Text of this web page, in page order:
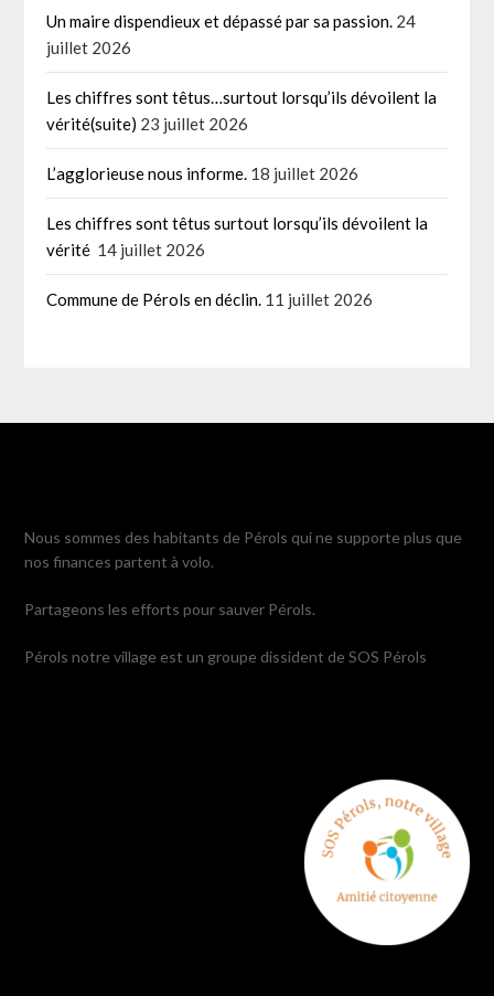
Un maire dispendieux et dépassé par sa passion. 24
juillet 2026
Les chiffres sont têtus…surtout lorsqu’ils dévoilent la
vérité(suite) 23 juillet 2026
L’agglorieuse nous informe. 18 juillet 2026
Les chiffres sont têtus surtout lorsqu’ils dévoilent la
vérité 14 juillet 2026
Commune de Pérols en déclin. 11 juillet 2026
Nous sommes des habitants de Pérols qui ne supporte plus que
nos finances partent à volo.
Partageons les efforts pour sauver Pérols.
Pérols notre village est un groupe dissident de SOS Pérols